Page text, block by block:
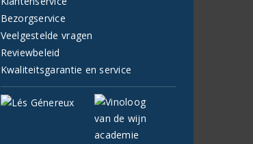
Bezorgservice
Veelgestelde vragen
Reviewbeleid
Kwaliteitsgarantie en service